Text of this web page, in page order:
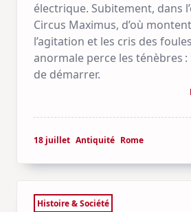
électrique. Subitement, dans
Circus Maximus, d’où
l’agitation et les cris des
anormale perce les ténèbres :
de démarrer.
18 juillet Antiquité Rome
Histoire & Société